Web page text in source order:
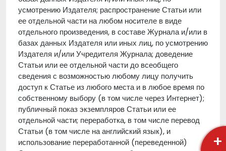
усмотрению Издателя; распространение Статьи или
ее отдельной части на любом носителе в виде
отдельного произведения, в составе Журнала и/или в
базах данных Издателя или иных лиц, по усмотрению
Издателя и/или Учредителя Журнала; доведение
Статьи или ее отдельной части до всеобщего
сведения с возможностью любому лицу получить
доступ к Статье из любого места и в любое время по
собственному выбору (в том числе через Интернет);
публичный показ экземпляров Статьи или ее
отдельной части; переработка, в том числе перевод
Статьи (в том числе на английский язык), и
использование переработанной (переведенной)
+